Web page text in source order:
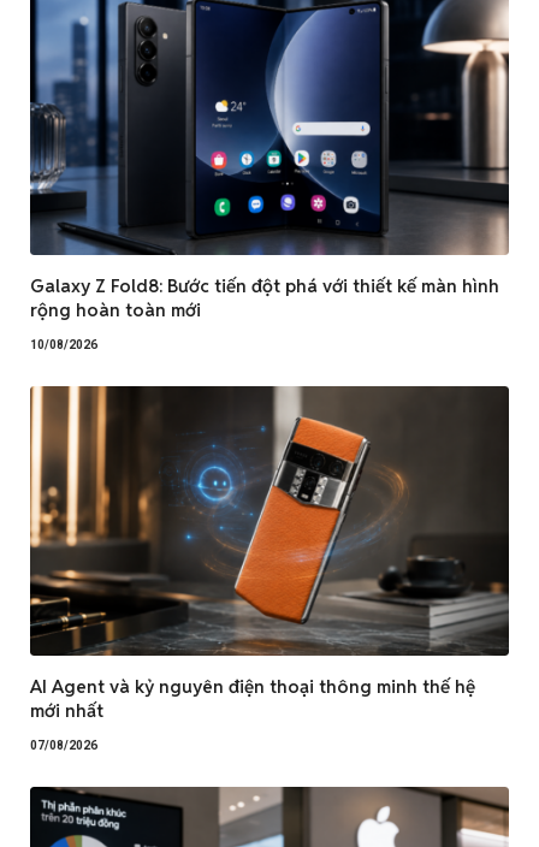
Galaxy Z Fold8: Bước tiến đột phá với thiết kế màn hình
rộng hoàn toàn mới
10/08/2026
AI Agent và kỷ nguyên điện thoại thông minh thế hệ
mới nhất
07/08/2026